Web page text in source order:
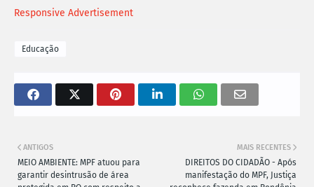
Responsive Advertisement
Educação
MAIS RECENTES
DIREITOS DO CIDADÃO - Após
manifestação do MPF, Justiça
ANTIGOS
MEIO AMBIENTE: MPF atuou para
garantir desintrusão de área